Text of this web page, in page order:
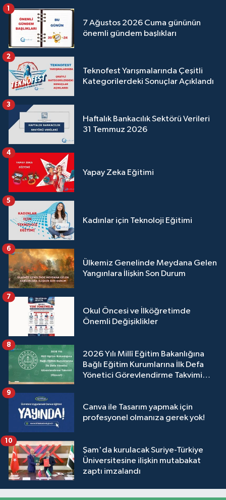
7 Ağustos 2026 Cuma gününün
önemli gündem başlıkları
1
Teknofest Yarışmalarında Çeşitli
Kategorilerdeki Sonuçlar Açıklandı
2
Haftalık Bankacılık Sektörü Verileri
31 Temmuz 2026
3
Yapay Zeka Eğitimi
4
Kadınlar için Teknoloji Eğitimi
5
Ülkemiz Genelinde Meydana Gelen
Yangınlara İlişkin Son Durum
6
Okul Öncesi ve İlköğretimde
Önemli Değişiklikler
7
2026 Yılı Millî Eğitim Bakanlığına
Bağlı Eğitim Kurumlarına İlk Defa
Yönetici Görevlendirme Takvimi
8
Canva ile Tasarım yapmak için
profesyonel olmanıza gerek yok!
9
Şam'da kurulacak Suriye-Türkiye
Üniversitesine ilişkin mutabakat
zaptı imzalandı
10